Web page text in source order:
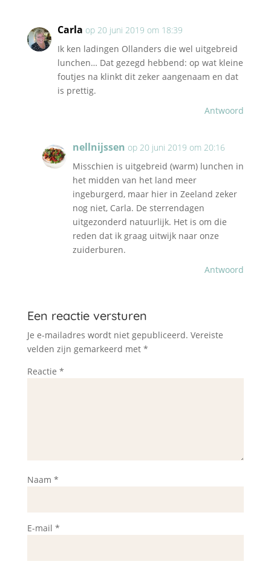
Carla op 20 juni 2019 om 18:39
Ik ken ladingen Ollanders die wel uitgebreid
lunchen… Dat gezegd hebbend: op wat kleine
foutjes na klinkt dit zeker aangenaam en dat
is prettig.
Antwoord
nellnijssen op 20 juni 2019 om 20:16
Misschien is uitgebreid (warm) lunchen in
het midden van het land meer
ingeburgerd, maar hier in Zeeland zeker
nog niet, Carla. De sterrendagen
uitgezonderd natuurlijk. Het is om die
reden dat ik graag uitwijk naar onze
zuiderburen.
Antwoord
Een reactie versturen
Je e-mailadres wordt niet gepubliceerd. Vereiste
velden zijn gemarkeerd met *
Reactie *
Naam *
E-mail *